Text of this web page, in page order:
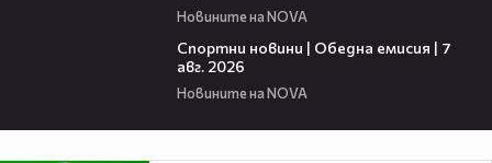
Новините на NOVA
Спортни новини | Обедна емисия | 7
aвг. 2026
Новините на NOVA